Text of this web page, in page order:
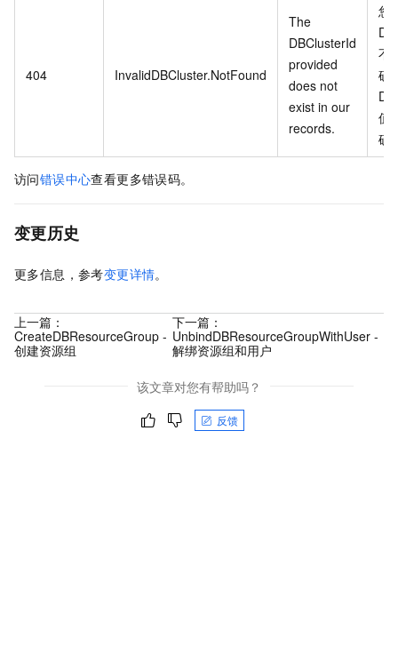
404 InvalidDBCluster.NotFound
The
DBClusterId
provided
does not
exist in our
records.
您
不
确
值
确
访问错误中心查看更多错误码。
变更历史
更多信息，参考变更详情。
上一篇：
CreateDBResourceGroup -
创建资源组
下一篇：
UnbindDBResourceGroupWithUser -
解绑资源组和用户
该文章对您有帮助吗？
反馈